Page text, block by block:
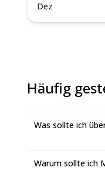
Dez
Häufig
Was sollte ich
Warum sollte ich